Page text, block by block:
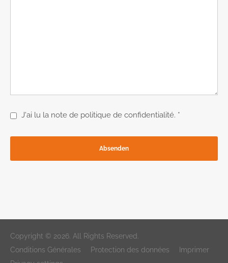
J'ai lu la note de politique de confidentialité. *
Absenden
Copyright © 2026. All Rights Reserved.
Conditions Générales
Protection des données
Imprimer